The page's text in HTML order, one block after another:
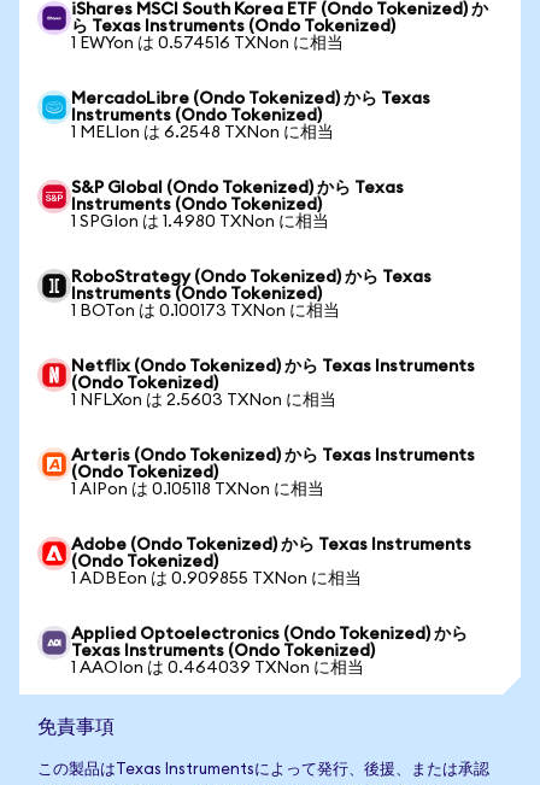
iShares MSCI South Korea ETF (Ondo Tokenized) か
ら Texas Instruments (Ondo Tokenized)
1 EWYon は 0.574516 TXNon に相当
MercadoLibre (Ondo Tokenized) から Texas
Instruments (Ondo Tokenized)
1 MELIon は 6.2548 TXNon に相当
S&P Global (Ondo Tokenized) から Texas
Instruments (Ondo Tokenized)
1 SPGIon は 1.4980 TXNon に相当
RoboStrategy (Ondo Tokenized) から Texas
Instruments (Ondo Tokenized)
1 BOTon は 0.100173 TXNon に相当
Netflix (Ondo Tokenized) から Texas Instruments
(Ondo Tokenized)
1 NFLXon は 2.5603 TXNon に相当
Arteris (Ondo Tokenized) から Texas Instruments
(Ondo Tokenized)
1 AIPon は 0.105118 TXNon に相当
Adobe (Ondo Tokenized) から Texas Instruments
(Ondo Tokenized)
1 ADBEon は 0.909855 TXNon に相当
Applied Optoelectronics (Ondo Tokenized) から
Texas Instruments (Ondo Tokenized)
1 AAOIon は 0.464039 TXNon に相当
免責事項
この製品はTexas Instrumentsによって発行、後援、または承認